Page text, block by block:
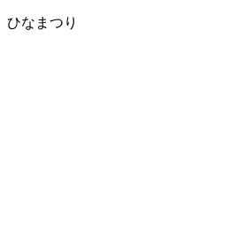
ひなまつり